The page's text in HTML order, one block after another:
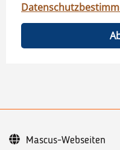
Mascus-Webseiten